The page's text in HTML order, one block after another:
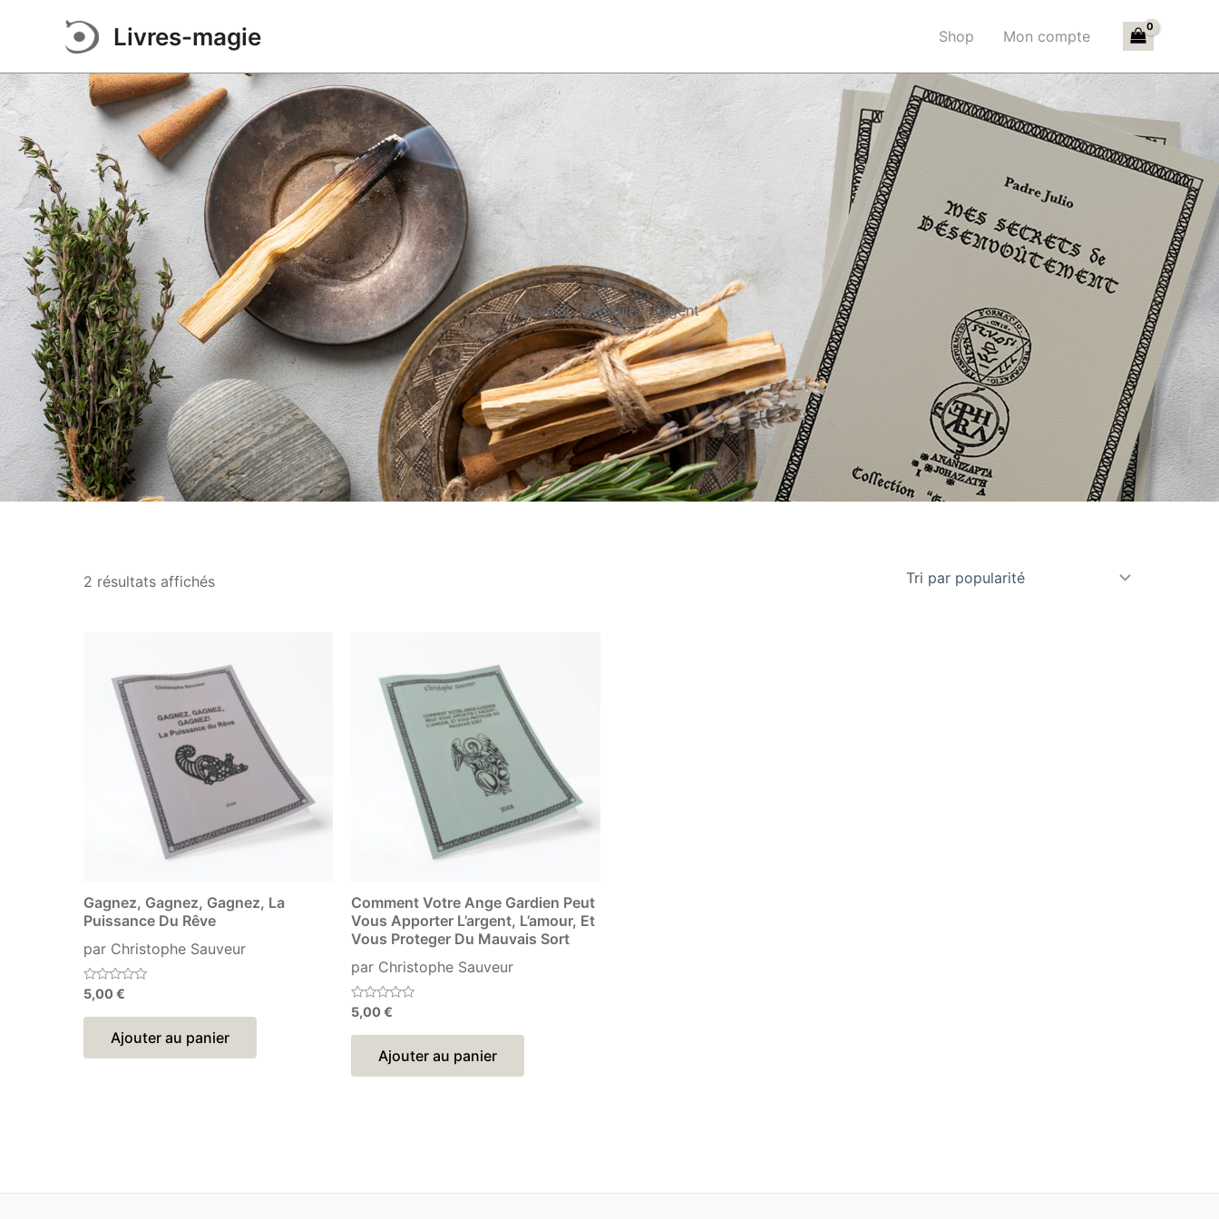
Livres-magie Shop Mon compte
Accueil Produits argent
2 résultats affichésTrié
Gagnez, Gagnez, Gagnez, La
Puissance Du Rêve
par Christophe Sauveur
Note
sur
5,00 €
Ajouter au panier
Comment Votre Ange Gardien Peut
Vous Apporter L’argent, L’amour, Et
Vous Proteger Du Mauvais Sort
par Christophe Sauveur
Note
sur
5,00 €
Ajouter au panier